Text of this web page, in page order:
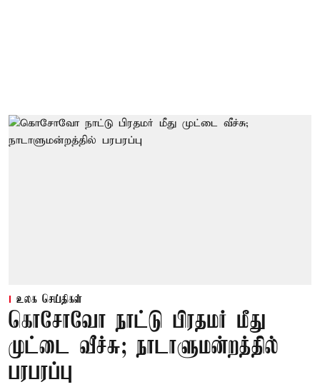
உலக செய்திகள்
கொசோவோ நாட்டு பிரதமர் மீது
முட்டை வீச்சு; நாடாளுமன்றத்தில்
பரபரப்பு